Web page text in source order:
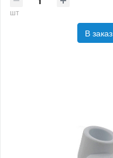
шт
В заказ